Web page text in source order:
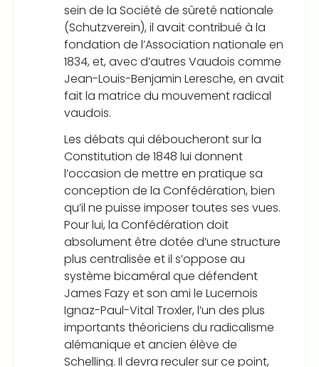
sein de la Société de sûreté nationale
(Schutzverein), il avait contribué à la
fondation de l’Association nationale en
1834, et, avec d’autres Vaudois comme
Jean-Louis-Benjamin Leresche, en avait
fait la matrice du mouvement radical
vaudois.
Les débats qui déboucheront sur la
Constitution de 1848 lui donnent
l’occasion de mettre en pratique sa
conception de la Confédération, bien
qu’il ne puisse imposer toutes ses vues.
Pour lui, la Confédération doit
absolument être dotée d’une structure
plus centralisée et il s’oppose au
système bicaméral que défendent
James Fazy et son ami le Lucernois
Ignaz-Paul-Vital Troxler, l’un des plus
importants théoriciens du radicalisme
alémanique et ancien élève de
Schelling. Il devra reculer sur ce point,